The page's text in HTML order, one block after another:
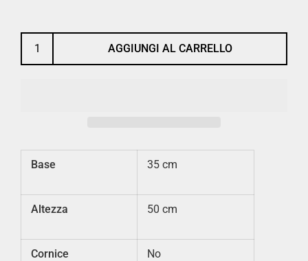
AGGIUNGI AL CARRELLO
Base 35 cm
Altezza 50 cm
Cornice No